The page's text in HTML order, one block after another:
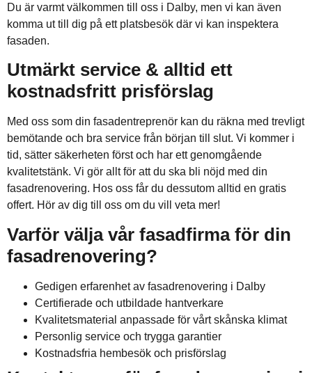
Du är varmt välkommen till oss i Dalby, men vi kan även
komma ut till dig på ett platsbesök där vi kan inspektera
fasaden.
Utmärkt service & alltid ett
kostnadsfritt prisförslag
Med oss som din fasadentreprenör kan du räkna med trevligt
bemötande och bra service från början till slut. Vi kommer i
tid, sätter säkerheten först och har ett genomgående
kvalitetstänk. Vi gör allt för att du ska bli nöjd med din
fasadrenovering. Hos oss får du dessutom alltid en gratis
offert. Hör av dig till oss om du vill veta mer!
Varför välja vår fasadfirma för din
fasadrenovering?
Gedigen erfarenhet av fasadrenovering i Dalby
Certifierade och utbildade hantverkare
Kvalitetsmaterial anpassade för vårt skånska klimat
Personlig service och trygga garantier
Kostnadsfria hembesök och prisförslag